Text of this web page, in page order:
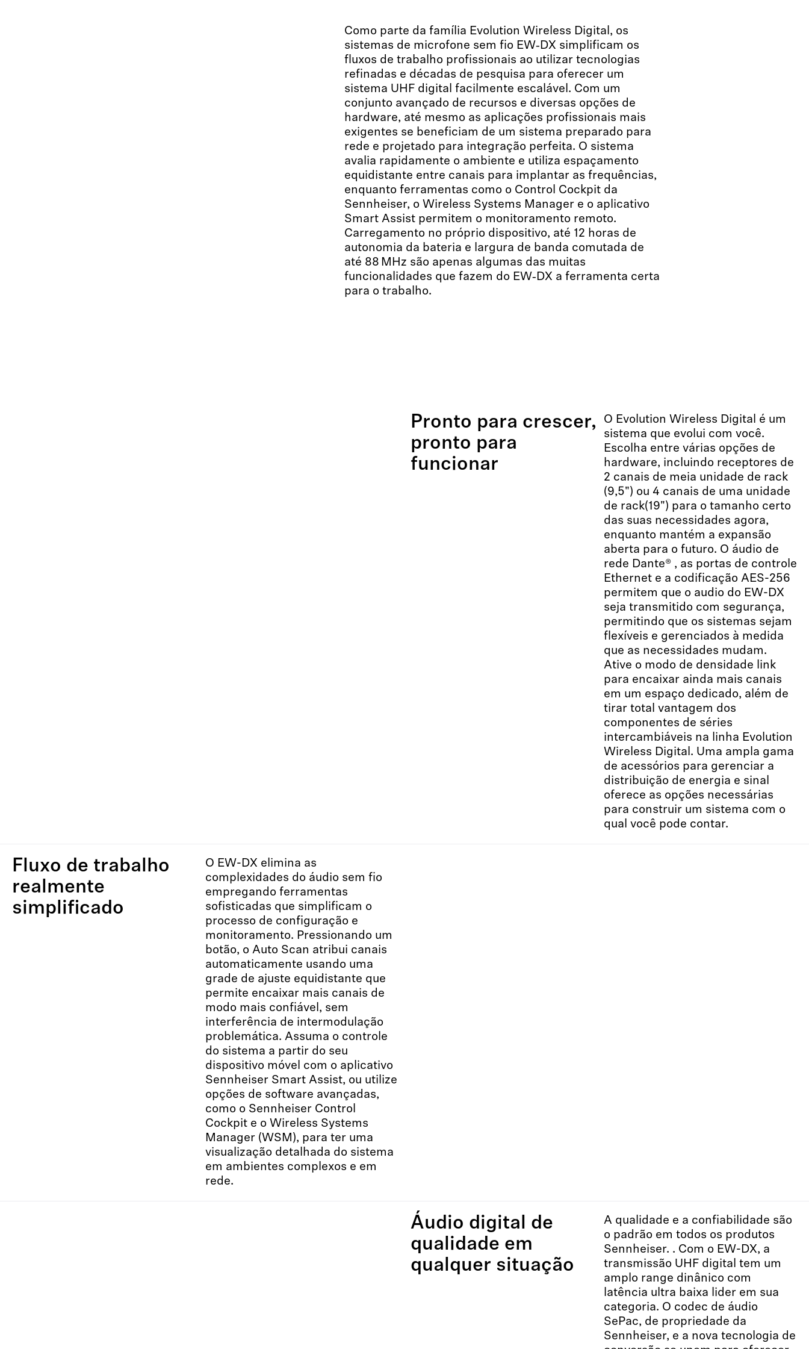
Como parte da família Evolution Wireless Digital, os
sistemas de microfone sem fio EW‑DX simplificam os
fluxos de trabalho profissionais ao utilizar tecnologias
refinadas e décadas de pesquisa para oferecer um
sistema UHF digital facilmente escalável. Com um
conjunto avançado de recursos e diversas opções de
hardware, até mesmo as aplicações profissionais mais
exigentes se beneficiam de um sistema preparado para
rede e projetado para integração perfeita. O sistema
avalia rapidamente o ambiente e utiliza espaçamento
equidistante entre canais para implantar as frequências,
enquanto ferramentas como o Control Cockpit da
Sennheiser, o Wireless Systems Manager e o aplicativo
Smart Assist permitem o monitoramento remoto.
Carregamento no próprio dispositivo, até 12 horas de
autonomia da bateria e largura de banda comutada de
até 88 MHz são apenas algumas das muitas
funcionalidades que fazem do EW‑DX a ferramenta certa
para o trabalho.
Pronto para crescer,
pronto para
funcionar
O Evolution Wireless Digital é um
sistema que evolui com você.
Escolha entre várias opções de
hardware, incluindo receptores de
2 canais de meia unidade de rack
(9,5") ou 4 canais de uma unidade
de rack(19") para o tamanho certo
das suas necessidades agora,
enquanto mantém a expansão
aberta para o futuro. O áudio de
rede Dante® , as portas de controle
Ethernet e a codificação AES-256
permitem que o audio do EW-DX
seja transmitido com segurança,
permitindo que os sistemas sejam
flexíveis e gerenciados à medida
que as necessidades mudam.
Ative o modo de densidade link
para encaixar ainda mais canais
em um espaço dedicado, além de
tirar total vantagem dos
componentes de séries
intercambiáveis na linha Evolution
Wireless Digital. Uma ampla gama
de acessórios para gerenciar a
distribuição de energia e sinal
oferece as opções necessárias
para construir um sistema com o
qual você pode contar.
Fluxo de trabalho
realmente
simplificado
O EW-DX elimina as
complexidades do áudio sem fio
empregando ferramentas
sofisticadas que simplificam o
processo de configuração e
monitoramento. Pressionando um
botão, o Auto Scan atribui canais
automaticamente usando uma
grade de ajuste equidistante que
permite encaixar mais canais de
modo mais confiável, sem
interferência de intermodulação
problemática. Assuma o controle
do sistema a partir do seu
dispositivo móvel com o aplicativo
Sennheiser Smart Assist, ou utilize
opções de software avançadas,
como o Sennheiser Control
Cockpit e o Wireless Systems
Manager (WSM), para ter uma
visualização detalhada do sistema
em ambientes complexos e em
rede.
Áudio digital de
qualidade em
qualquer situação
A qualidade e a confiabilidade são
o padrão em todos os produtos
Sennheiser. . Com o EW-DX, a
transmissão UHF digital tem um
amplo range dinânico com
latência ultra baixa lider em sua
categoria. O codec de áudio
SePac, de propriedade da
Sennheiser, e a nova tecnologia de